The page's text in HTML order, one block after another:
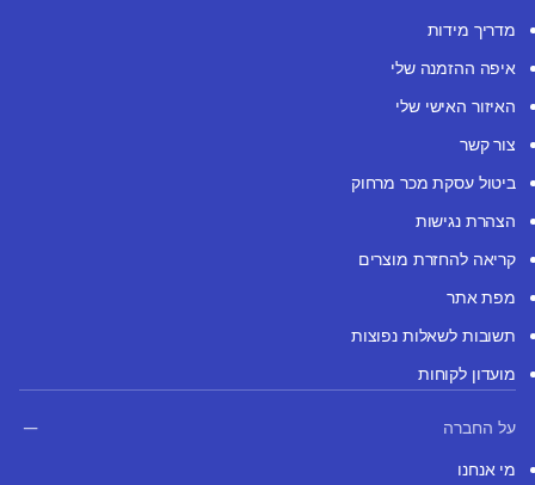
מדריך מידות
איפה ההזמנה שלי
האיזור האישי שלי
צור קשר
ביטול עסקת מכר מרחוק
הצהרת נגישות
קריאה להחזרת מוצרים
מפת אתר
תשובות לשאלות נפוצות
מועדון לקוחות
על החברה
מי אנחנו